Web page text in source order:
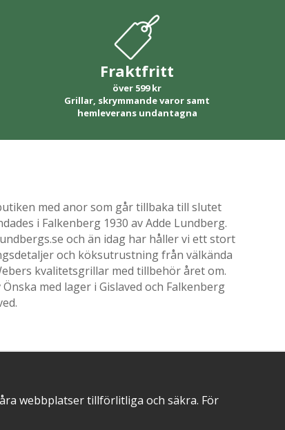
Fraktfritt
över 599 kr
Grillar, skrymmande varor samt
hemleverans undantagna
med anor som går tillbaka till slutet
i Falkenberg 1930 av Adde Lundberg.
och än idag har håller vi ett stort
och köksutrustning från välkända
kvalitetsgrillar med tillbehör året om.
med lager i Gislaved och Falkenberg
OMDÖMEN PÅ
webbplatser tillförlitliga och säkra. För